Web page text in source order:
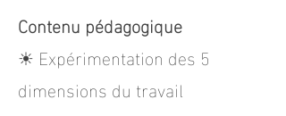
Contenu pédagogique
☀︎ Expérimentation des 5
dimensions du travail